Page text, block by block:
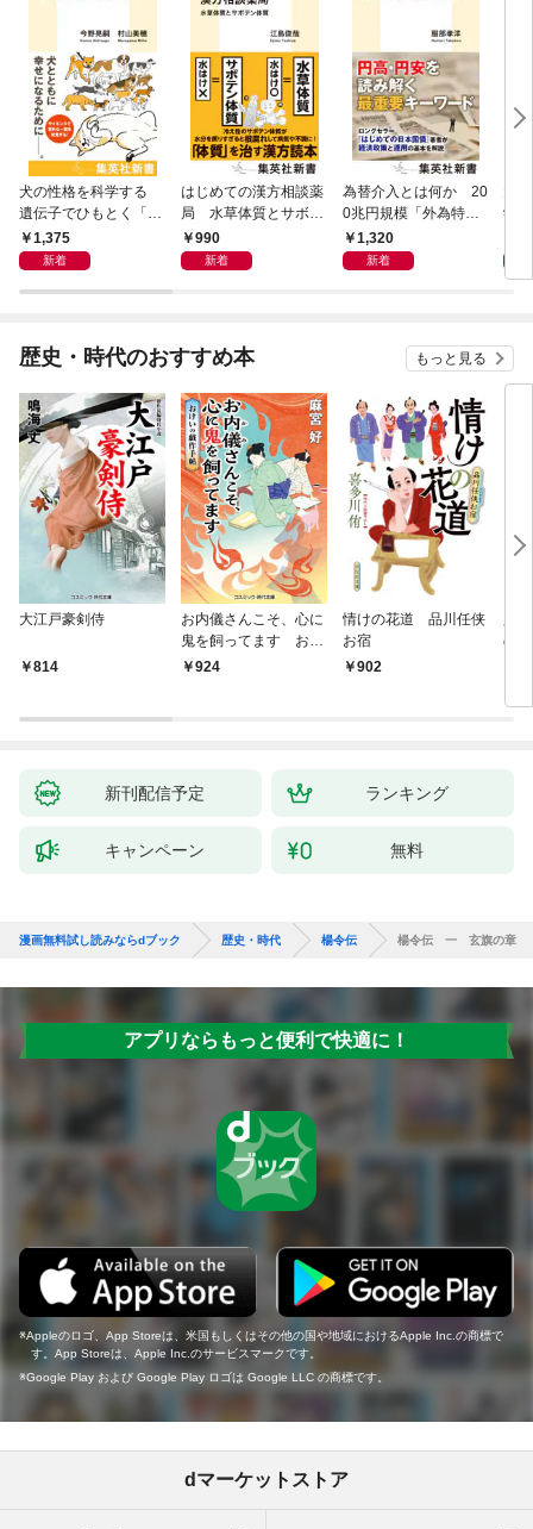
犬の性格を科学する
遺伝子でひもとく「最
良の友」の進化
1,375
新着
はじめての漢方相談薬
局 水草体質とサボテ
ン体質
990
新着
為替介入とは何か 20
0兆円規模「外為特
会」が生まれた謎
1,320
新着
学
歴史・時代のおすすめ本 もっと見る
大江戸豪剣侍
814
お内儀さんこそ、心に
鬼を飼ってます おけ
いの戯作手帖
924
情けの花道 品川任侠
お宿
902
の
新刊配信予定 ランキング
キャンペーン 無料
漫画無料試し読みならdブック 歴史・時代 楊令伝 楊令伝 一 玄旗の章
アプリならもっと便利で快適に！
Appleのロゴ、App Storeは、米国もしくはその他の国や地域におけるApple Inc.の商標で
す。App Storeは、Apple Inc.のサービスマークです。
Google Play および Google Play ロゴは Google LLC の商標です。
dマーケットストア